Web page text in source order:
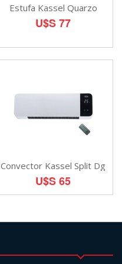
Estufa Kassel Quarzo
U$S 77
Convector Kassel Split Dg
U$S 65